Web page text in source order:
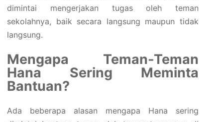
dimintai mengerjakan tugas oleh teman
sekolahnya, baik secara langsung maupun tidak
langsung.
Mengapa Teman-Teman
Hana Sering Meminta
Bantuan?
Ada beberapa alasan mengapa Hana sering